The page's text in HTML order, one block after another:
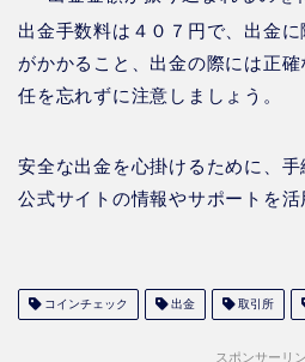
出金手数料は４０７円で、出金
がかかること、出金の際には正
任を忘れずに注意しましょう。
安全な出金を心掛けるために、
公式サイトの情報やサポートを活
コインチェック 出金 取引所
スポンサーリ